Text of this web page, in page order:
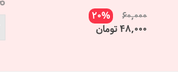
60,000
20%
48,000 تومان